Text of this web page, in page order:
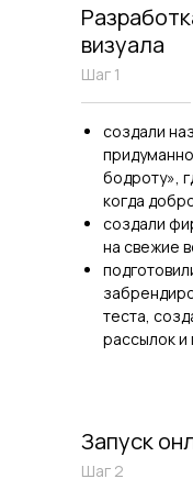
визуала
Шаг 1
создали
бодроту»,
когда
создали
на свежие
теста,
рассылок и
Запуск
Шаг 2